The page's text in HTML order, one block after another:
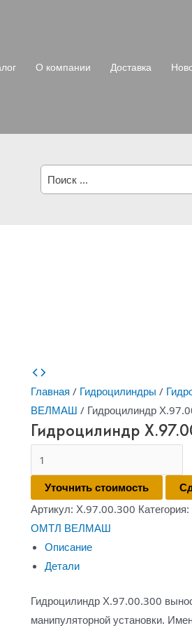
О компании Доставка
Поиск:
Главная / Гидроцилиндры /
ВЕЛМАШ / Гидроцилиндр
Гидроцилиндр
товара
Гидроцилиндр
Х.97.00.300
Уточнить стоимость
Артикул: Х.97.00.300 Категория:
ОМТЛ ВЕЛМАШ
Описание
Детали
Гидроцилиндр Х.97.00.300
манипуляторной установки.